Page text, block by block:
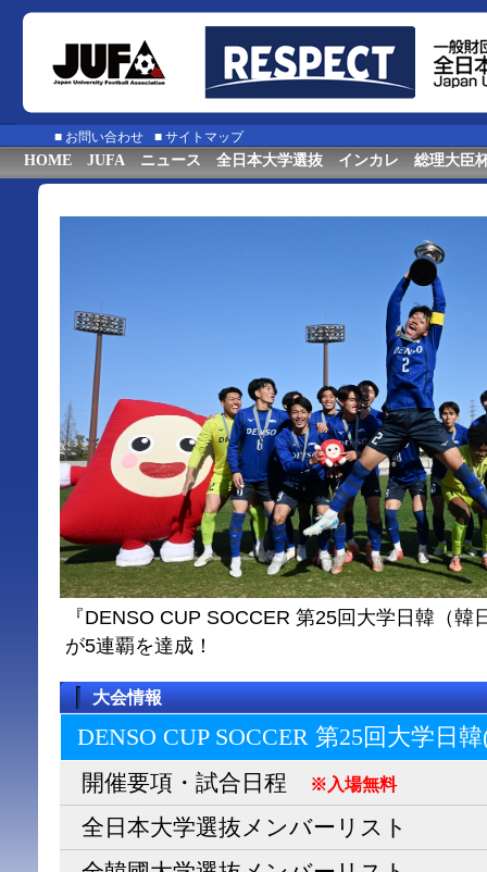
■ お問い合わせ ■ サイトマップ
HOME JUFA ニュース 全日本大学選抜 インカレ 総理大臣
『DENSO CUP SOCCER 第25回大学日韓（
が5連覇を達成！
大会情報
DENSO CUP SOCCER 第25回大学日
開催要項・試合日程 ※入場無料
全日本大学選抜メンバーリスト